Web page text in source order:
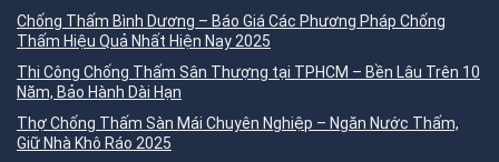
Chống Thấm Bình Dương – Báo Giá Các Phương Pháp Chống
Thấm Hiệu Quả Nhất Hiện Nay 2025
Thi Công Chống Thấm Sân Thượng tại TPHCM – Bền Lâu Trên 10
Năm, Bảo Hành Dài Hạn
Thợ Chống Thấm Sàn Mái Chuyên Nghiệp – Ngăn Nước Thấm,
Giữ Nhà Khô Ráo 2025